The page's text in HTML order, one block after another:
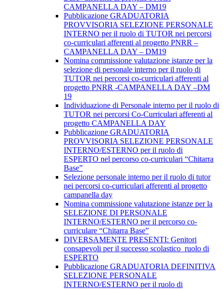
CAMPANELLA DAY – DM19
Pubblicazione GRADUATORIA
PROVVISORIA SELEZIONE PERSONALE
INTERNO per il ruolo di TUTOR nei percorsi
co-curriculari afferenti al progetto PNRR –
CAMPANELLA DAY – DM19
Nomina commissione valutazione istanze per la
selezione di personale interno per il ruolo di
TUTOR nei percorsi co-curriculari afferenti al
progetto PNRR -CAMPANELLA DAY –DM
19
Individuazione di Personale interno per il ruolo di
TUTOR nei percorsi Co-Curriculari afferenti al
progetto CAMPANELLA DAY
Pubblicazione GRADUATORIA
PROVVISORIA SELEZIONE PERSONALE
INTERNO/ESTERNO per il ruolo di
ESPERTO nel percorso co-curriculari “Chitarra
Base”
Selezione personale interno per il ruolo di tutor
nei percorsi co-curriculari afferenti al progetto
campanella day
Nomina commissione valutazione istanze per la
SELEZIONE DI PERSONALE
INTERNO/ESTERNO per il percorso co-
curriculare “Chitarra Base”
DIVERSAMENTE PRESENTI: Genitori
consapevoli per il successo scolastico_ruolo di
ESPERTO
Pubblicazione GRADUATORIA DEFINITIVA
SELEZIONE PERSONALE
INTERNO/ESTERNO per il ruolo di